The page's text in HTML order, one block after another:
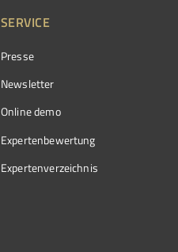
SERVICE
Presse
Newsletter
Online demo
Expertenbewertung
Expertenverzeichnis